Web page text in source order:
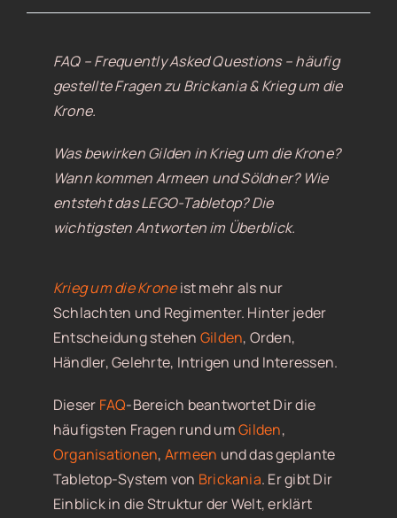
FAQ – Frequently Asked Questions – häufig
gestellte Fragen zu Brickania & Krieg um die
Krone.
Was bewirken Gilden in Krieg um die Krone?
Wann kommen Armeen und Söldner? Wie
entsteht das LEGO-Tabletop? Die
wichtigsten Antworten im Überblick.
Krieg um die Kroneist mehr als nur
Schlachten und Regimenter. Hinter jeder
Entscheidung stehen Gilden, Orden,
Händler, Gelehrte, Intrigen und Interessen.
Dieser FAQ-Bereich beantwortet Dir die
häufigsten Fragen rund umGilden,
Organisationen, Armeen und das geplante
Tabletop-System von Brickania. Er gibt Dir
Einblick in die Struktur der Welt, erklärt